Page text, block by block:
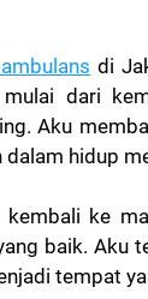
di
mulai dari
Aku
hidup
ke
baik. Aku
tempat